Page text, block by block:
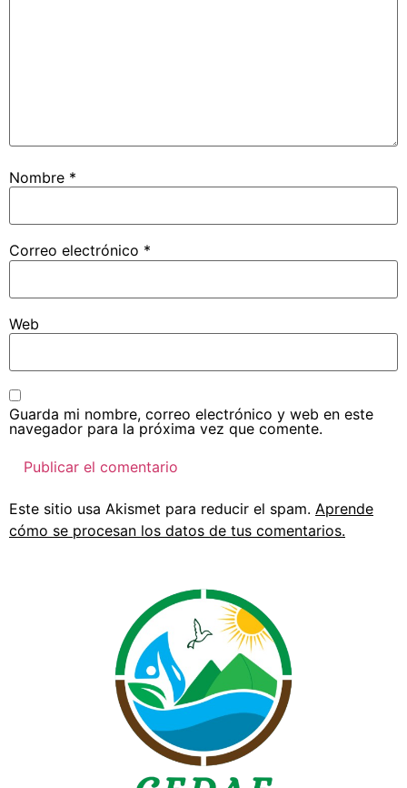
Nombre *
Correo electrónico *
Web
Guarda mi nombre, correo electrónico y web en este
navegador para la próxima vez que comente.
Este sitio usa Akismet para reducir el spam. Aprende
cómo se procesan los datos de tus comentarios.